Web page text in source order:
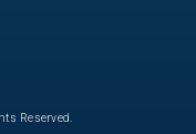
Reserved.